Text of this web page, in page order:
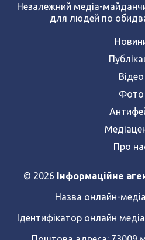
Незалежний медіа-
для людей по
Відео
Фото
Про
© 2026 Інформаційне
Назва онлайн-
Ідентифікатор онлайн